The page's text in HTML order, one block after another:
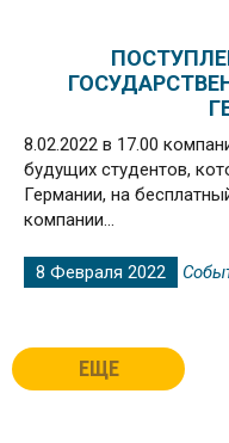
8.02.2022 в 17.00
будущих студентов,
Германии, на
компании...
8 Февраля 2022
ЕЩЕ